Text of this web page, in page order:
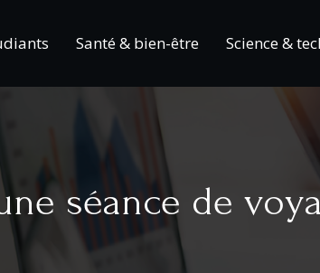
Santé & bien-être Science &
séance de